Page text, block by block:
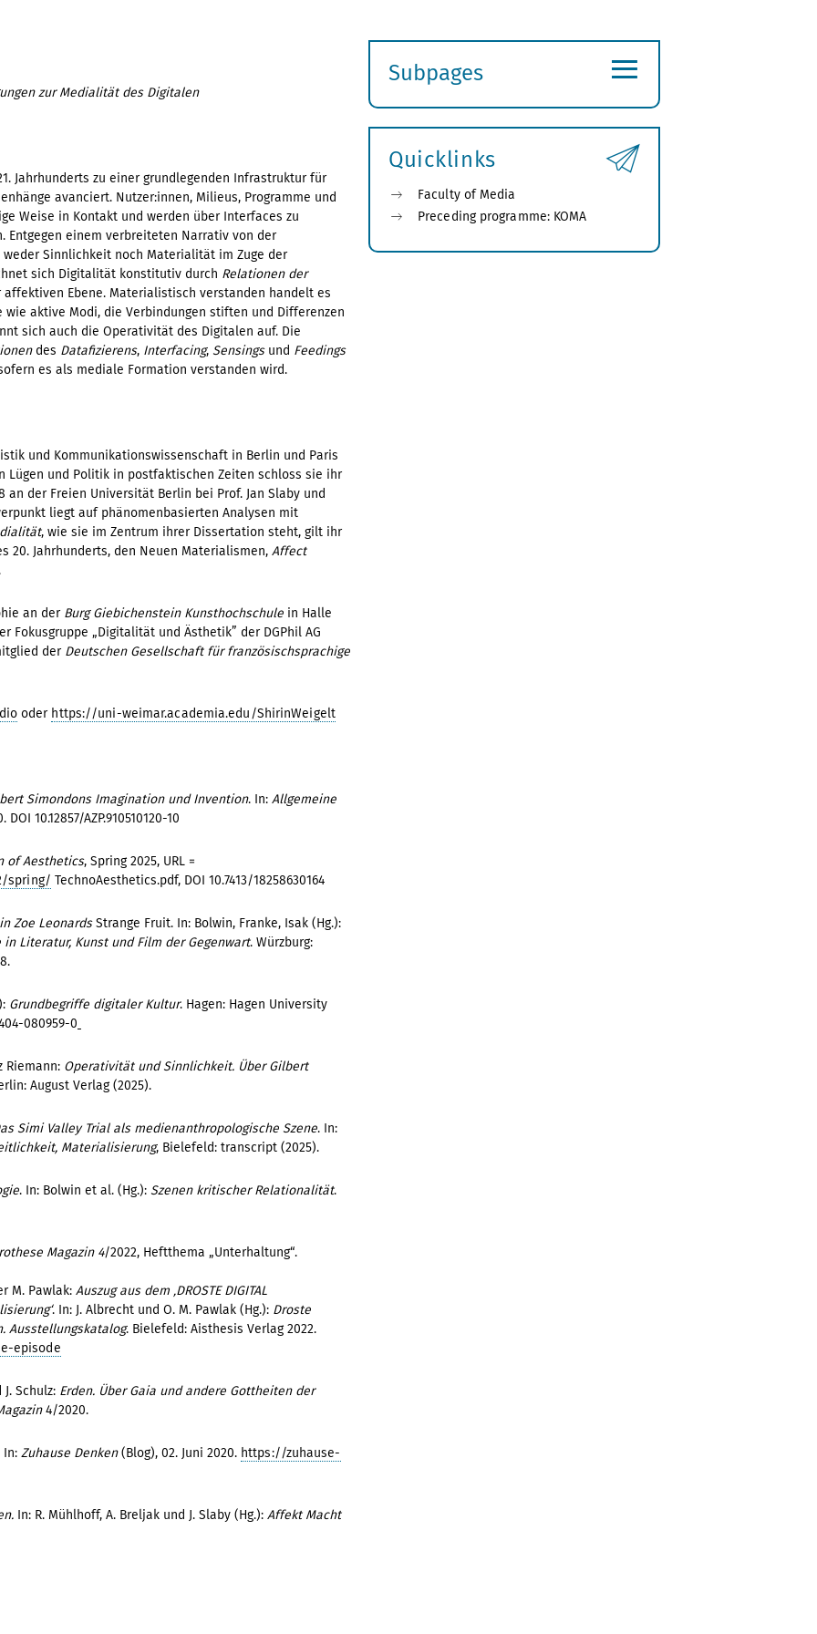
zur Medialität des Digitalen
Jahrhunderts zu einer grundlegenden Infrastruktur für
avanciert. Nutzer:innen, Milieus, Programme und
Weise in Kontakt und werden über Interfaces zu
Entgegen einem verbreiteten Narrativ von der
Sinnlichkeit noch Materialität im Zuge der
sich Digitalität konstitutiv durch Relationen der
Ebene. Materialistisch verstanden handelt es
aktive Modi, die Verbindungen stiften und Differenzen
sich auch die Operativität des Digitalen auf. Die
des Datafizierens, Interfacing, Sensingsund Feedings
es als mediale Formation verstanden wird.
und Kommunikationswissenschaft in Berlin und Paris
Lügen und Politik in postfaktischen Zeiten schloss sie ihr
der Freien Universität Berlin bei Prof. Jan Slaby und
liegt auf phänomenbasierten Analysen mit
, wie sie im Zentrum ihrer Dissertation steht, gilt ihr
20. Jahrhunderts, den Neuen Materialismen, Affect
an der Burg Giebichenstein Kunsthochschule in Halle
Fokusgruppe „Digitalität und Ästhetik” der DGPhil AG
der Deutschen Gesellschaft für französischsprachige
oder https://uni-weimar.academia.edu/ShirinWeigelt
Simondons Imagination und Invention. In: Allgemeine
DOI 10.12857/AZP.910510120-10
of Aesthetics, Spring 2025, URL =
spring/ TechnoAesthetics.pdf, DOI 10.7413/18258630164
Zoe LeonardsStrange Fruit. In: Bolwin, Franke, Isak (Hg.):
Literatur, Kunst und Film der Gegenwart. Würzburg:
Grundbegriffe digitaler Kultur. Hagen: Hagen University
080959-0
Riemann: Operativität und Sinnlichkeit. Über Gilbert
August Verlag (2025).
Simi Valley Trial als medienanthropologische Szene. In:
Materialisierung, Bielefeld: transcript (2025).
. In: Bolwin et al. (Hg.): Szenen kritischer Relationalität.
Magazin 4/2022, Heftthema „Unterhaltung“.
M. Pawlak: Auszug aus dem ‚DROSTE DIGITAL
. In: J. Albrecht und O. M. Pawlak (Hg.): Droste
Ausstellungskatalog. Bielefeld: Aisthesis Verlag 2022.
episode
Schulz: Erden. Über Gaia und andere Gottheiten der
4/2020.
In: Zuhause Denken(Blog), 02. Juni 2020. https://zuhause-
In: R. Mühlhoff, A. Breljak und J. Slaby (Hg.): Affekt Macht
Subpages
submenu
≡
Quicklinks
Faculty of Media
Preceding programme: KOMA